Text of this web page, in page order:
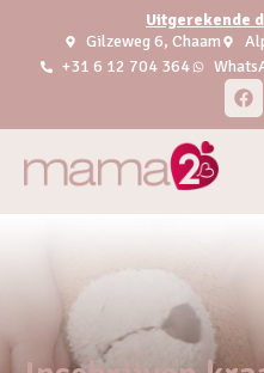
Uitgerekende
Gilzeweg 6, Chaam
+31 6 12 704 364